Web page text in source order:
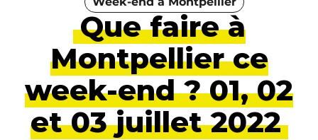
Que faire à
Montpellier ce
week-end ? 01, 02
et 03 juillet 2022